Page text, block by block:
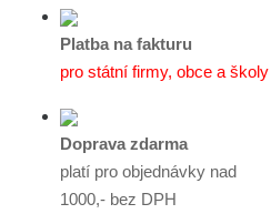
Platba na fakturu
pro státní firmy, obce a školy
Doprava zdarma
platí pro objednávky nad
1000,- bez DPH